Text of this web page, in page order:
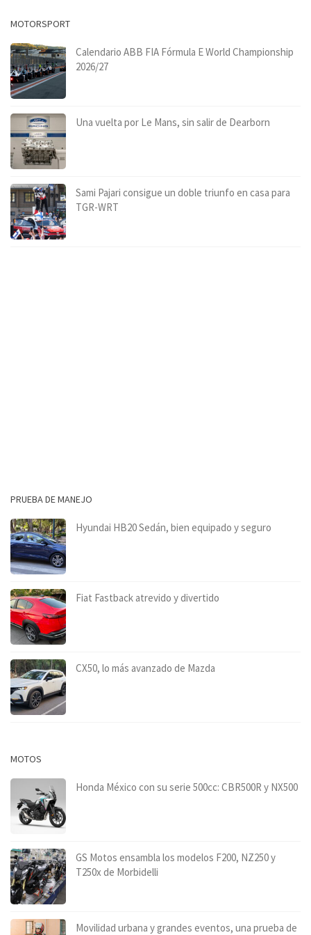
MOTORSPORT
Calendario ABB FIA Fórmula E World Championship
2026/27
Una vuelta por Le Mans, sin salir de Dearborn
Sami Pajari consigue un doble triunfo en casa para
TGR-WRT
PRUEBA DE MANEJO
Hyundai HB20 Sedán, bien equipado y seguro
Fiat Fastback atrevido y divertido
CX50, lo más avanzado de Mazda
MOTOS
Honda México con su serie 500cc: CBR500R y NX500
GS Motos ensambla los modelos F200, NZ250 y
T250x de Morbidelli
Movilidad urbana y grandes eventos, una prueba de